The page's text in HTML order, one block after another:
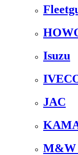
Isuzu
JAC
M&W